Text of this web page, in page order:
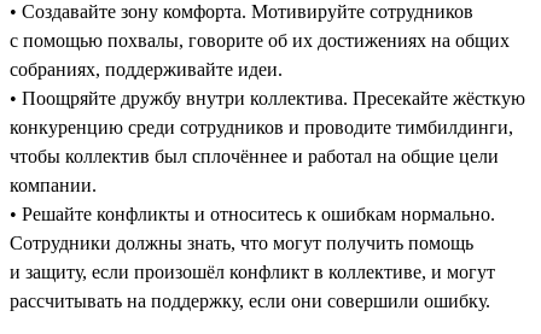
• Создавайте зону комфорта. Мотивируйте сотрудников
с помощью похвалы, говорите об их достижениях на общих
собраниях, поддерживайте идеи.
• Поощряйте дружбу внутри коллектива. Пресекайте жёсткую
конкуренцию среди сотрудников и проводите тимбилдинги,
чтобы коллектив был сплочённее и работал на общие цели
компании.
• Решайте конфликты и относитесь к ошибкам нормально.
Сотрудники должны знать, что могут получить помощь
и защиту, если произошёл конфликт в коллективе, и могут
рассчитывать на поддержку, если они совершили ошибку.